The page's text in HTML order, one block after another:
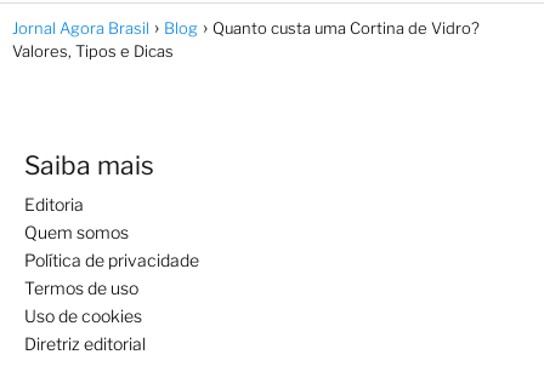
Jornal Agora Brasil Blog
Quanto custa uma Cortina de Vidro?
Valores, Tipos e Dicas
Saiba mais
Editoria
Quem somos
Política de privacidade
Termos de uso
Uso de cookies
Diretriz editorial